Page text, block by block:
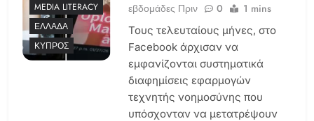
MEDIA LITERACY
ΕΛΛΆΔΑ
ΚΎΠΡΟΣ
εβδομάδες Πριν
0 1 mins
Τους τελευταίους μήνες, στο
Facebook άρχισαν να
εμφανίζονται συστηματικά
διαφημίσεις εφαρμογών
τεχνητής νοημοσύνης που
υπόσχονταν να μετατρέψουν